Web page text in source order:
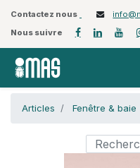
Contactez nous
Nous suivre
Articles Fenêtre & baie